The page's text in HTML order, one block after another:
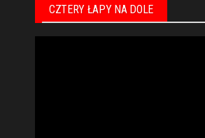
CZTERY ŁAPY NA DOLE